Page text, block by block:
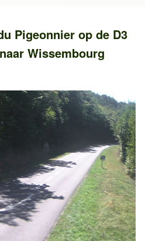
Pigeonnier op de D3
Wissembourg